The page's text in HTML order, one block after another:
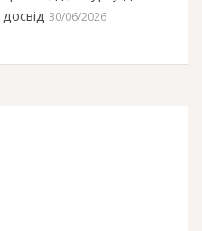
30/06/2026